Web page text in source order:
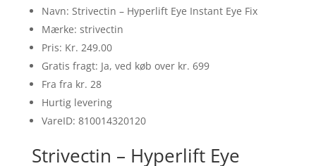
Navn: Strivectin – Hyperlift Eye Instant Eye Fix
Mærke: strivectin
Pris: Kr. 249.00
Gratis fragt: Ja, ved køb over kr. 699
Fra fra kr. 28
Hurtig levering
VareID: 810014320120
Strivectin – Hyperlift Eye